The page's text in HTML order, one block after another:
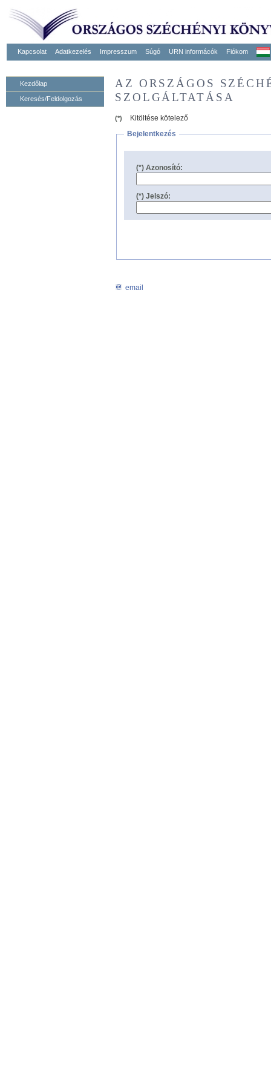
Kapcsolat Adatkezelés Impresszum Súgó URN informácók Fiókom
Kezdőlap
Keresés/Feldolgozás
AZ ORSZÁGOS
SZOLGÁLTATÁSA
(*)
Kitöltése kötelező
Bejelentkezés
(*) Azonosító:
(*) Jelszó:
email